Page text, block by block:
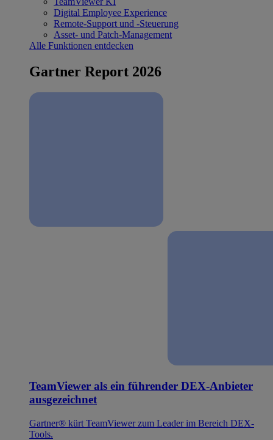
Digital Employee Experience
Remote-Support und -Steuerung
Asset- und Patch-Management
Alle Funktionen entdecken
Gartner Report 2026
TeamViewer als ein führender DEX-Anbieter
ausgezeichnet
Gartner® kürt TeamViewer zum Leader im Bereich DEX-
Tools.